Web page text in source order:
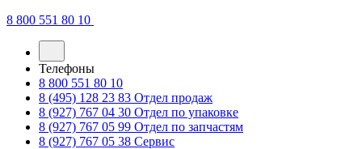
8 800 551 80 10
Телефоны
8 800 551 80 10
8 (495) 128 23 83 Отдел продаж
8 (927) 767 04 30 Отдел по упаковке
8 (927) 767 05 99 Отдел по запчастям
8 (927) 767 05 38 Сервис